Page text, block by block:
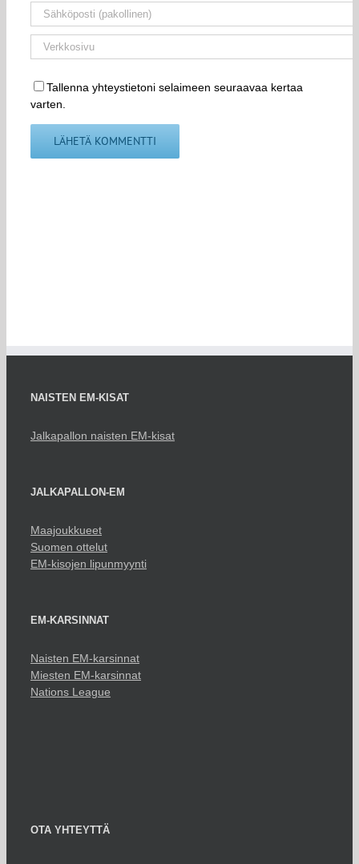
Tallenna yhteystietoni selaimeen seuraavaa kertaa
varten.
NAISTEN EM-KISAT
Jalkapallon naisten EM-kisat
JALKAPALLON-EM
Maajoukkueet
Suomen ottelut
EM-kisojen lipunmyynti
EM-KARSINNAT
Naisten EM-karsinnat
Miesten EM-karsinnat
Nations League
OTA YHTEYTTÄ